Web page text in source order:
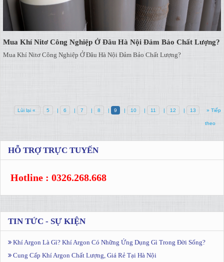
Mua Khí Nitơ Công Nghiệp Ở Đâu Hà Nội Đảm Bảo Chất Lượng?
Mua Khí Nitơ Công Nghiệp Ở Đâu Hà Nội Đảm Bảo Chất Lượng?
Lùi lại « 5 6 7 8 9 10 11 12 13 » Tiếp
theo
HỖ TRỢ TRỰC TUYẾN
Hotline : 0326.268.668
TIN TỨC - SỰ KIỆN
Khí Argon Là Gì? Khí Argon Có Những Ứng Dụng Gì Trong Đời Sống?
Cung Cấp Khí Argon Chất Lượng, Giá Rẻ Tại Hà Nội